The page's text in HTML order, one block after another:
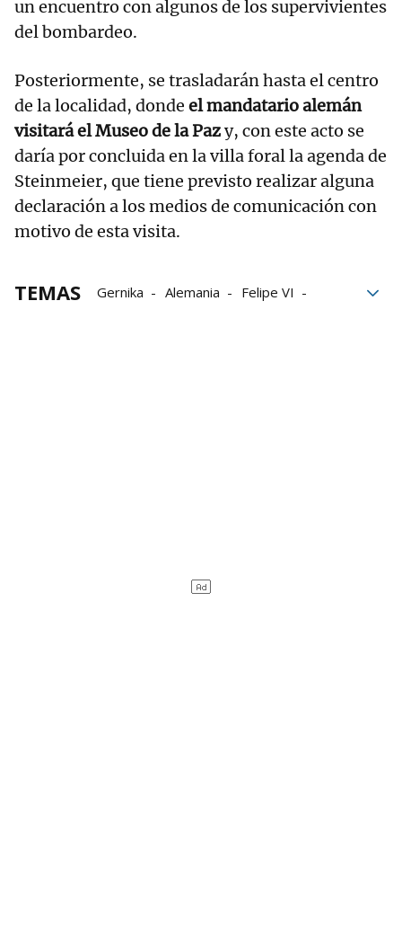
un encuentro con algunos de los supervivientes
del bombardeo.
Posteriormente, se trasladarán hasta el centro
de la localidad, donde el mandatario alemán
visitará el Museo de la Pazy, con este acto se
daría por concluida en la villa foral la agenda de
Steinmeier, que tiene previsto realizar alguna
declaración a los medios de comunicación con
motivo de esta visita.
TEMAS Gernika Alemania
Felipe VI